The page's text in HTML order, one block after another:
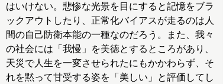
はいけない。悲惨な光景を目にすると記憶をブラ
ックアウトしたり、正常化バイアスが走るのは人
間の自己防衛本能の一種なのだろう。また、我々
の社会には「我慢」を美徳とするところがあり、
天災で人生を一変させられたにもかかわらず、そ
れを黙って甘受する姿を「美しい」と評価してし